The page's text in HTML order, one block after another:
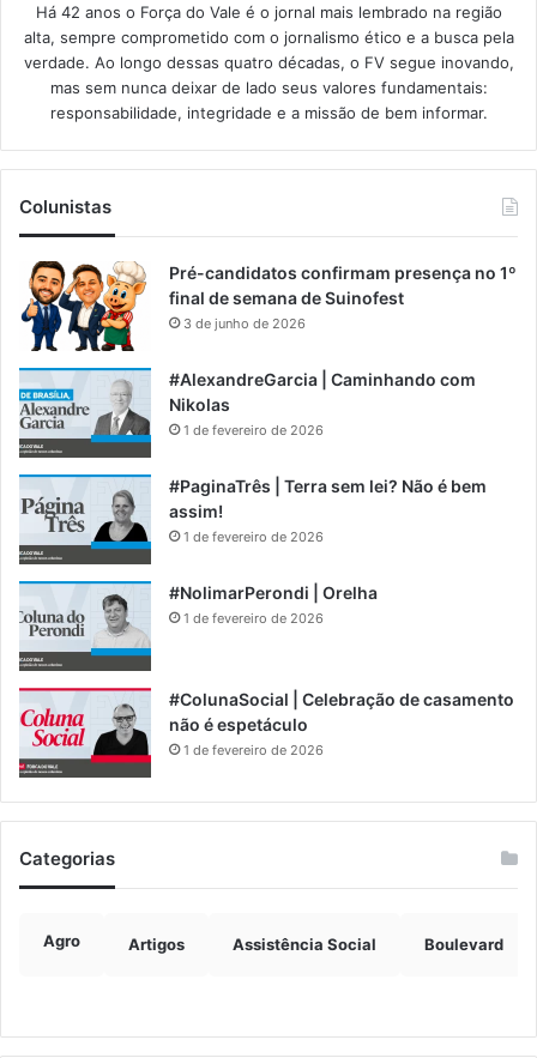
Há 42 anos o Força do Vale é o jornal mais lembrado na região
alta, sempre comprometido com o jornalismo ético e a busca pela
verdade. Ao longo dessas quatro décadas, o FV segue inovando,
mas sem nunca deixar de lado seus valores fundamentais:
responsabilidade, integridade e a missão de bem informar.​
Colunistas
Pré-candidatos confirmam presença no 1º
final de semana de Suinofest
3 de junho de 2026
#AlexandreGarcia | Caminhando com
Nikolas
1 de fevereiro de 2026
#PaginaTrês | Terra sem lei? Não é bem
assim!
1 de fevereiro de 2026
#NolimarPerondi | Orelha
1 de fevereiro de 2026
#ColunaSocial | Celebração de casamento
não é espetáculo
1 de fevereiro de 2026
Categorias
Agro Artigos Assistência Social Boulevard